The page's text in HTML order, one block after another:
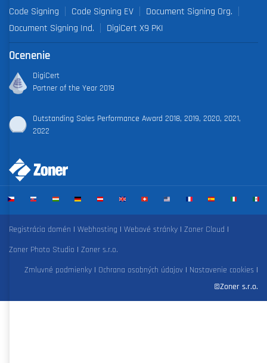
Code Signing
Code Signing EV
Document Signing Org.
Document Signing Ind.
DigiCert X9 PKI
Ocenenie
DigiCert
Partner of the Year 2019
Outstanding Sales Performance Award 2018, 2019, 2020, 2021,
2022
Registrácia domén | Webhosting | Webové stránky | Zoner Cloud |
Zoner Photo Studio | Zoner s.r.o.
Zmluvné podmienky | Ochrana osobných údajov | Nastavenie cookies |
©Zoner s.r.o.